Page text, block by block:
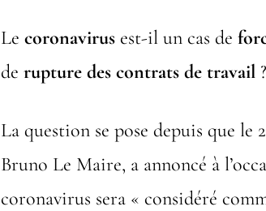
Le coronavirus est-il un cas de
de rupture des contrats de travail ?
La question se pose depuis que le
Bruno Le Maire, a annoncé à
coronavirus sera « considéré